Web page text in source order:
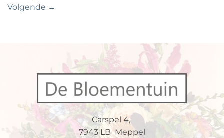
Volgende →
Carspel 4,
7943 LB Meppel